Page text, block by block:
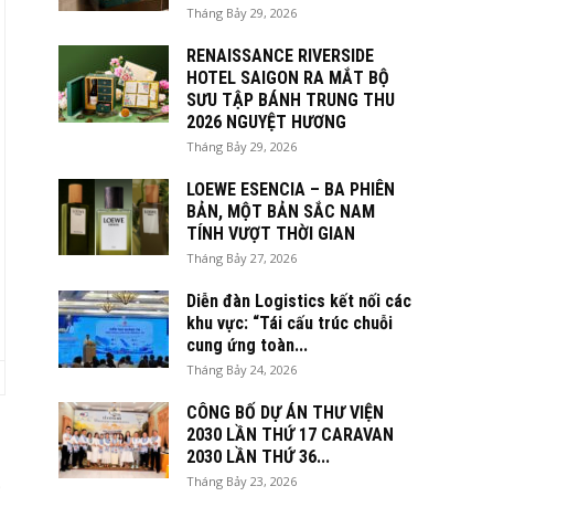
Tháng Bảy 29, 2026
RENAISSANCE RIVERSIDE
HOTEL SAIGON RA MẮT BỘ
SƯU TẬP BÁNH TRUNG THU
2026 NGUYỆT HƯƠNG
Tháng Bảy 29, 2026
LOEWE ESENCIA – BA PHIÊN
BẢN, MỘT BẢN SẮC NAM
TÍNH VƯỢT THỜI GIAN
Tháng Bảy 27, 2026
Diễn đàn Logistics kết nối các
khu vực: “Tái cấu trúc chuỗi
cung ứng toàn...
Tháng Bảy 24, 2026
CÔNG BỐ DỰ ÁN THƯ VIỆN
2030 LẦN THỨ 17 CARAVAN
2030 LẦN THỨ 36...
Tháng Bảy 23, 2026